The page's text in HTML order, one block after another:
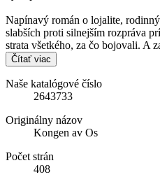
Napínavý román o lojalite,
slabších proti silnejším rozpráva
strata všetkého, za čo bojovali. A
Čítať viac
Naše katalógové číslo
2643733
Originálny názov
Kongen av Os
Počet strán
408